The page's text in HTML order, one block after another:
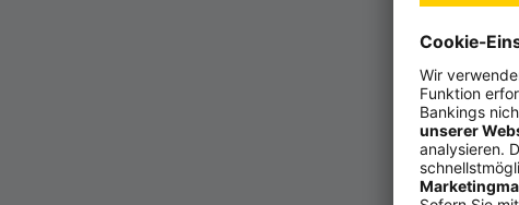
zu wer­fen. Zwar
zu­meist wird dabei
Günstige